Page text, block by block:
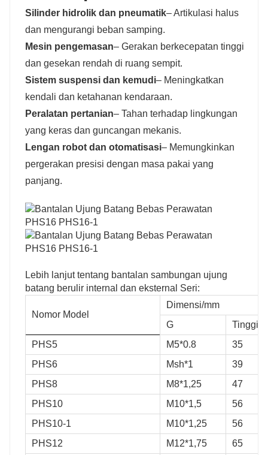
Silinder hidrolik dan pneumatik– Artikulasi halus
dan mengurangi beban samping.
Mesin pengemasan– Gerakan berkecepatan tinggi
dan gesekan rendah di ruang sempit.
Sistem suspensi dan kemudi– Meningkatkan
kendali dan ketahanan kendaraan.
Peralatan pertanian– Tahan terhadap lingkungan
yang keras dan guncangan mekanis.
Lengan robot dan otomatisasi– Memungkinkan
pergerakan presisi dengan masa pakai yang
panjang.
Lebih lanjut tentang bantalan sambungan ujung
batang berulir internal dan eksternal Seri:
Nomor Model
Dimensi/mm
G
Tinggi/
PHS5
M5*0.8
35
PHS6
Msh*1
39
PHS8
M8*1,25
47
PHS10
M10*1,5
56
PHS10-1
M10*1,25
56
PHS12
M12*1,75 65